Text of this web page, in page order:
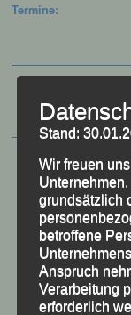
Termine:
Stand:
Wir freuen
grundsätzlich
betroffene
Anspruch
Verarbeitung
erforderlich